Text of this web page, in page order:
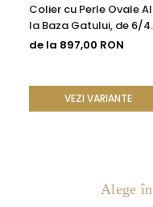
Colier cu Perle Ovale
la Baza Gatului, de 6/4
mm, Calitate AAA, Aur
de la 897,00 RON
VEZI VARIANTE
Alege